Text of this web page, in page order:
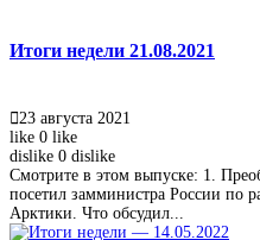
Итоги недели 21.08.2021
23 августа 2021
like 0 like
dislike 0 dislike
Смотрите в этом выпуске: 1.
посетил замминистра России по
Арктики. Что обсудил...